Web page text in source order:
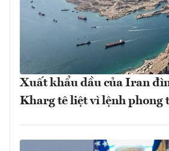
Xuất khẩu dầu của Iran
Kharg tê liệt vì lệnh phong